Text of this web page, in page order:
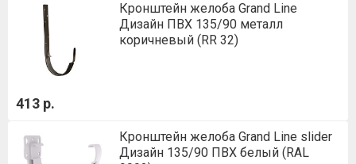
Кронштейн желоба Grand Line
Дизайн ПВХ 135/90 металл
коричневый (RR 32)
413 р.
Кронштейн желоба Grand Line slider
Дизайн 135/90 ПВХ белый (RAL